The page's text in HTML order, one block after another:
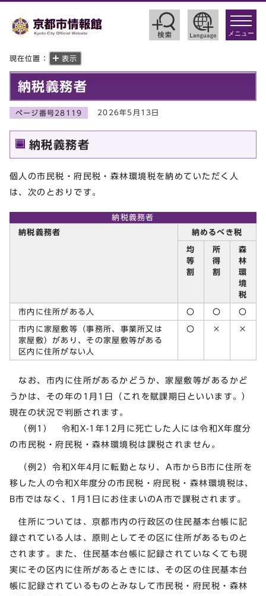
toggle
メニュー
現在位置： 表示
納税義務者
ページ番号28119 2026年5月13日
納税義務者
個人の市民税・府民税・森林環境税を納めていただく人
は、次のとおりです。
納税義務者
納税義務者
納めるべき税
均
等
割
所
得
割
森
林
環
境
税
市内に住所がある人 〇 〇 〇
市内に家屋敷等（事務所、事業所又は
家屋敷）があり、その家屋敷等がある
区内に住所がない人
〇 × ×
なお、市内に住所があるかどうか、家屋敷等があるかど
うかは、その年の1月1日（これを賦課期日といいます。）
現在の状況で判断されます。
（例1） 令和X-1年12月に死亡した人には令和X年度分
の市民税・府民税・森林環境税は課税されません。
（例2）令和X年4月に転勤となり、A市からB市に住所を
移した人の令和X年度分の市民税・府民税・森林環境税は、
B市ではなく、1月1日にお住まいのA市で課税されます。
住所については、京都市内の行政区の住民基本台帳に記
録されている人は、原則としてその区に住所があるものと
されます。また、住民基本台帳に記録されていなくても現
実にその区内に住所があるときには、その区の住民基本台
帳に記録されているものとみなして市民税・府民税・森林